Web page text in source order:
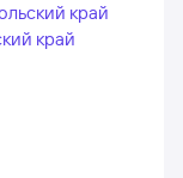
край
край